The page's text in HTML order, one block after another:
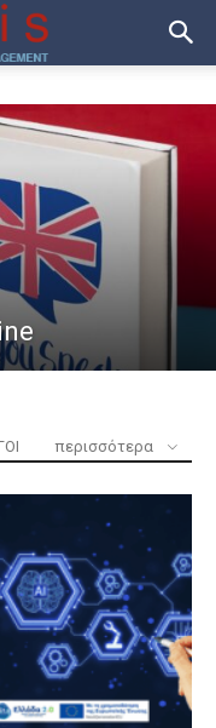
περισσότερα